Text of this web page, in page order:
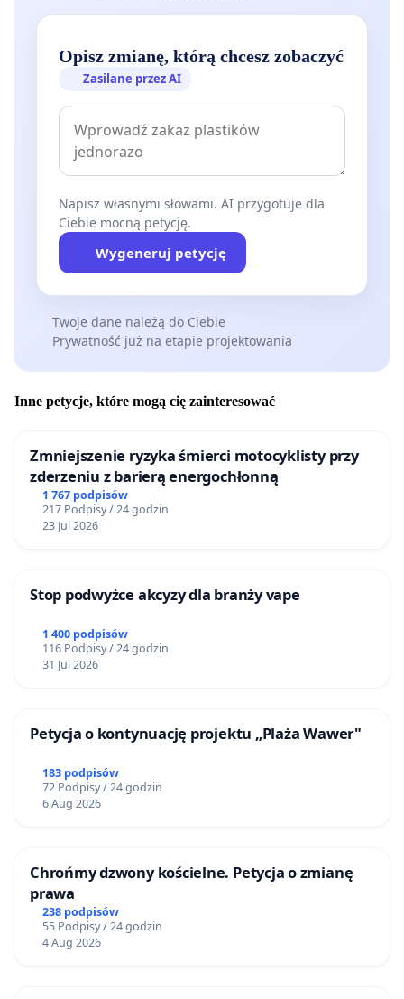
Opisz zmianę, którą chcesz zobaczyć
Zasilane przez AI
Napisz własnymi słowami. AI przygotuje dla
Ciebie mocną petycję.
Wygeneruj petycję
Twoje dane należą do Ciebie
Prywatność już na etapie projektowania
Inne petycje, które mogą cię zainteresować
Zmniejszenie ryzyka śmierci motocyklisty przy
zderzeniu z barierą energochłonną
1 767 podpisów
217 Podpisy / 24 godzin
23 Jul 2026
Stop podwyżce akcyzy dla branży vape
1 400 podpisów
116 Podpisy / 24 godzin
31 Jul 2026
Petycja o kontynuację projektu „Plaża Wawer"
183 podpisów
72 Podpisy / 24 godzin
6 Aug 2026
Chrońmy dzwony kościelne. Petycja o zmianę
prawa
238 podpisów
55 Podpisy / 24 godzin
4 Aug 2026